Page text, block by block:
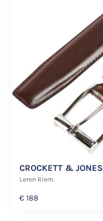
CROCKETT & JONES
Leren Riem.
€ 188